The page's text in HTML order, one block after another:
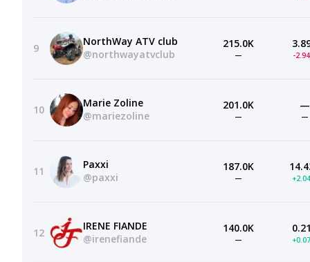
9
NorthWay ATV club
@northwayatvclub
215.0K
— -
10
Marie Zoline
@mariezoline
201.0K
—
—
—
11
Paxxi
@paxxi
187.0K
—
12
IRENE FIANDE
@irenefiande
140.0K
—